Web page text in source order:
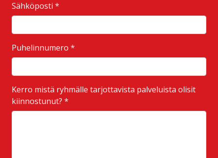
Sähköposti *
Puhelinnumero *
Kerro mistä ryhmälle tarjottavista palveluista olisit
kiinnostunut? *